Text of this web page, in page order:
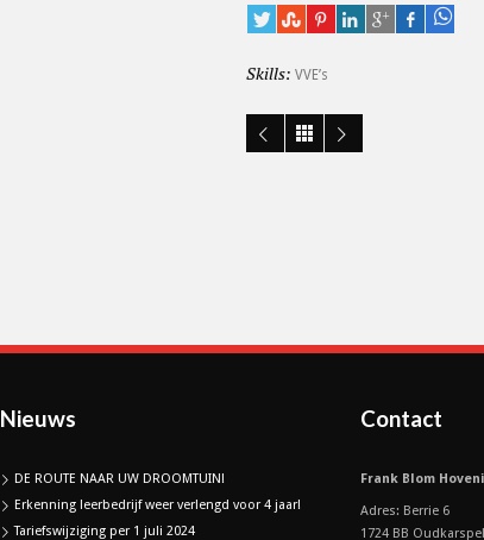
Skills: VVE’s
Nieuws
DE ROUTE NAAR UW DROOMTUIN!
Erkenning leerbedrijf weer verlengd voor 4 jaar!
Tariefswijziging per 1 juli 2024
Contact
Frank Blom
Adres: Berrie 6
1724 BB Oudkarspel